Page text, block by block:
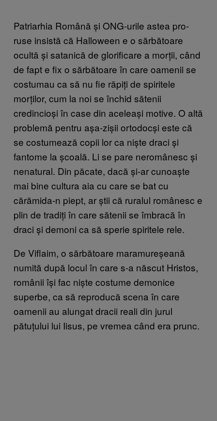
Patriarhia Română și ONG-urile astea pro-
ruse insistă că Halloween e o sărbătoare
ocultă și satanică de glorificare a morții, când
de fapt e fix o sărbătoare în care oamenii se
costumau ca să nu fie răpiți de spiritele
morților, cum la noi se închid sătenii
credincioși în case din aceleași motive. O altă
problemă pentru așa-zișii ortodocși este că
se costumează copii lor ca niște draci și
fantome la școală. Li se pare neromânesc și
nenatural. Din păcate, dacă și-ar cunoaște
mai bine cultura aia cu care se bat cu
cărămida-n piept, ar știi că ruralul românesc e
plin de tradiți în care sătenii se îmbracă în
draci și demoni ca să sperie spiritele rele.
De Viflaim, o sărbătoare maramureșeană
numită după locul în care s-a născut Hristos,
românii își fac niște costume demonice
superbe, ca să reproducă scena în care
oamenii au alungat dracii reali din jurul
pătuțului lui Iisus, pe vremea când era prunc.